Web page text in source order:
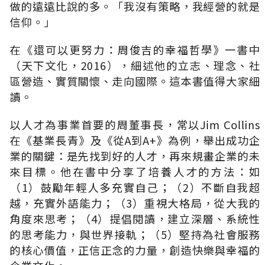
做的遠遠比說的多。「我沒有策略，我經營的就是
信仰。」
在《還可以更努力：周俊吉的幸福哲學》一書中
（天下文化，2016），細述他的立志、理念、社
區營造、實質關懷、走向國際。這本書值得大家細
讀。
以人才為事業首要的周董事長，常以Jim Collins
在《基業長青》及《從A到A+》為例，舉出成功企
業的關鍵：是先找到好的人才，再來規畫企業的未
來目標。他在書中分享了培養人才的方法：如
（1）鼓勵年輕人多充實自己；（2）不斷自我超
越，充實外語能力；（3）重視大格局，從大我的
角度來思考；（4）提倡閱讀，建立深層、系統性
的思考能力，與世界接軌；（5）堅持為社會服務
的核心價值，正信正念的力量，創造快樂與幸福的